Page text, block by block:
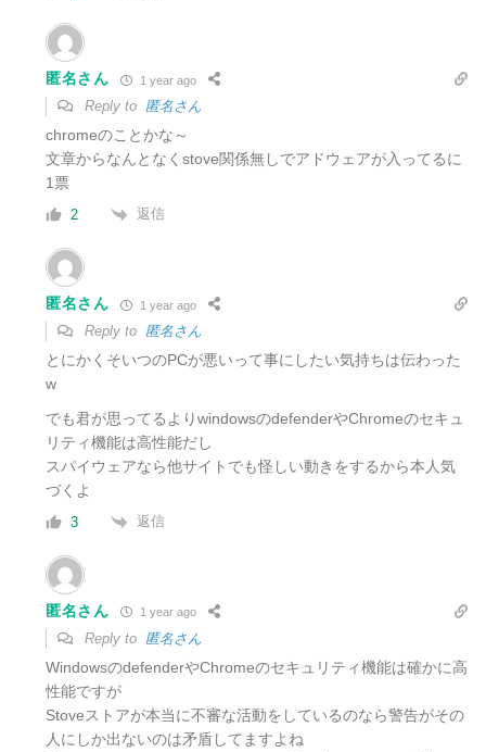
匿名さん 1 year ago
Reply to 匿名さん
chromeのことかな～
文章からなんとなくstove関係無しでアドウェアが入ってるに
1票
2 返信
匿名さん 1 year ago
Reply to 匿名さん
とにかくそいつのPCが悪いって事にしたい気持ちは伝わった
w
でも君が思ってるよりwindowsのdefenderやChromeのセキュ
リティ機能は高性能だし
スパイウェアなら他サイトでも怪しい動きをするから本人気
づくよ
3 返信
匿名さん 1 year ago
Reply to 匿名さん
WindowsのdefenderやChromeのセキュリティ機能は確かに高
性能ですが
Stoveストアが本当に不審な活動をしているのなら警告がその
人にしか出ないのは矛盾してますよね